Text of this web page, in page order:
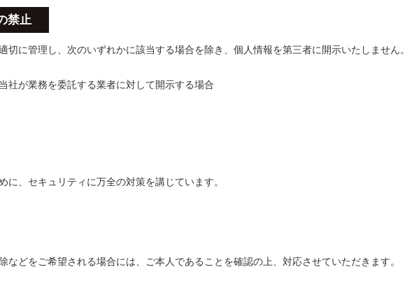
禁止
に管理し、次のいずれかに該当する場合を除き、個人情報を第三者に開示いたしません。
社が業務を委託する業者に対して開示する場合
、セキュリティに万全の対策を講じています。
どをご希望される場合には、ご本人であることを確認の上、対応させていただきます。